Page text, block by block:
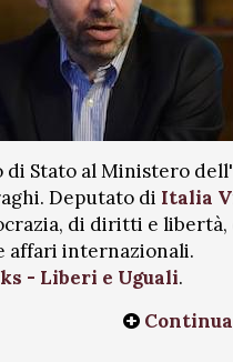
di Stato al Ministero
Deputato di Italia
di diritti e
affari internazionali.
- Liberi e Uguali.